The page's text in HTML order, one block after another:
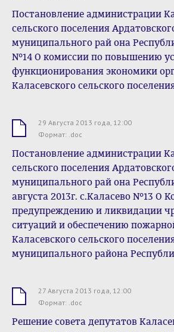
Постановление администрации
сельского поселения
муниципального рай она
№14 О комиссии по повышению
функционирования экономики
Каласевского сельского
29 Августа 2013 года, 12:00
Формат: .doc
Постановление администрации
сельского поселения
муниципального рай она
августа 2013г. с.Каласево №13 О
предупреждению и ликвидации
ситуаций и обеспечению
Каласевского сельского
муниципального района
27 Августа 2013 года, 12:00
Формат: .doc
Решение совета депутатов